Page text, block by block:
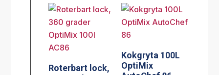
Roterbart lock,
Kokgryta 100L
OptiMix